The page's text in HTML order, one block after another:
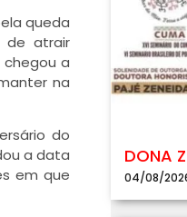
queda
de atrair
chegou a
na
do
a data
em que
DONA
04/08/